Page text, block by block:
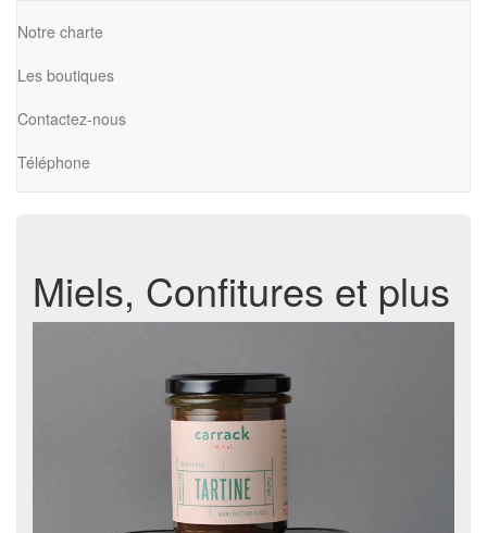
Notre charte
Les boutiques
Contactez-nous
Téléphone
Miels, Confitures et plus